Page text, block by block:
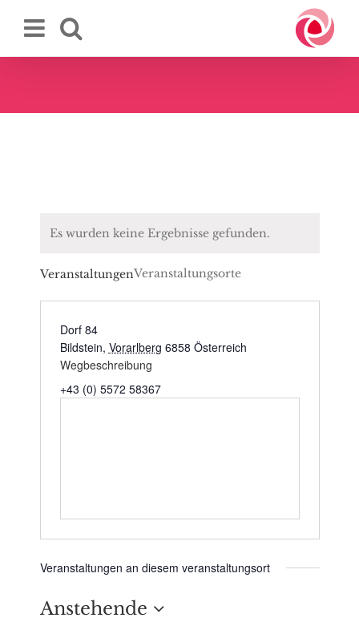
Inhalt
Es wurden keine Ergebnisse gefunden.
VeranstaltungenVeranstaltungsorte
Dorf 84
Bildstein, Vorarlberg 6858 Österreich
Wegbeschreibung
+43 (0) 5572 58367
Veranstaltungen an diesem veranstaltungsort
Anstehende